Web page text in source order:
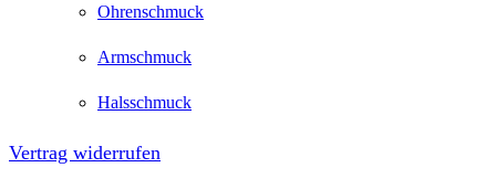
Ohrenschmuck
Armschmuck
Halsschmuck
Vertrag widerrufen